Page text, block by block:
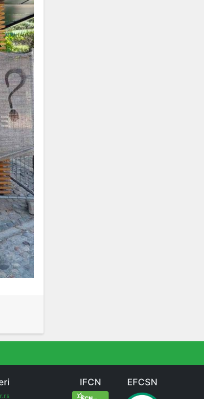
IFCN EFCSN